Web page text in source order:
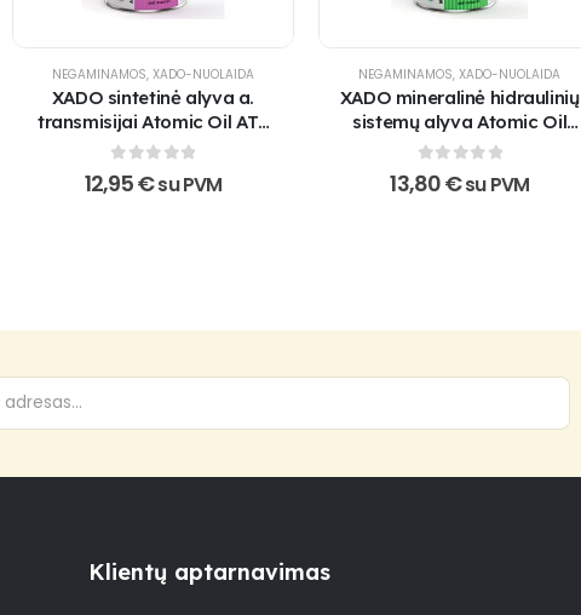
NEGAMINAMOS, XADO-NUOLAIDA
XADO sintetinė alyva a.
transmisijai Atomic Oil ATF
VI
0 out of 5
12,95€su PVM
NEGAMINAMOS,XADO-NUOLAIDA
XADO mineralinė hidraulinių
sistemų alyva Atomic Oil
LHM
0 out of 5
13,80€su PVM
Klientų aptarnavimas